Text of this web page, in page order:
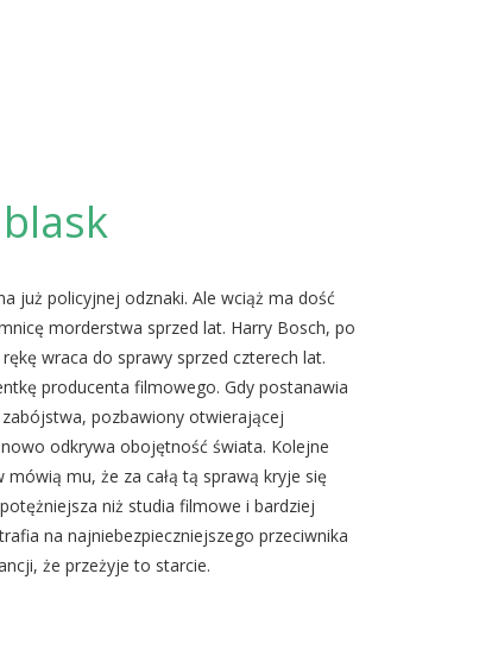
już policyjnej odznaki. Ale wciąż ma dość
morderstwa sprzed lat. Harry Bosch, po
wraca do sprawy sprzed czterech lat.
producenta filmowego. Gdy postanawia
pozbawiony otwierającej
odkrywa obojętność świata. Kolejne
mu, że za całą tą sprawą kryje się
niż studia filmowe i bardziej
na najniebezpieczniejszego przeciwnika
że przeżyje to starcie.